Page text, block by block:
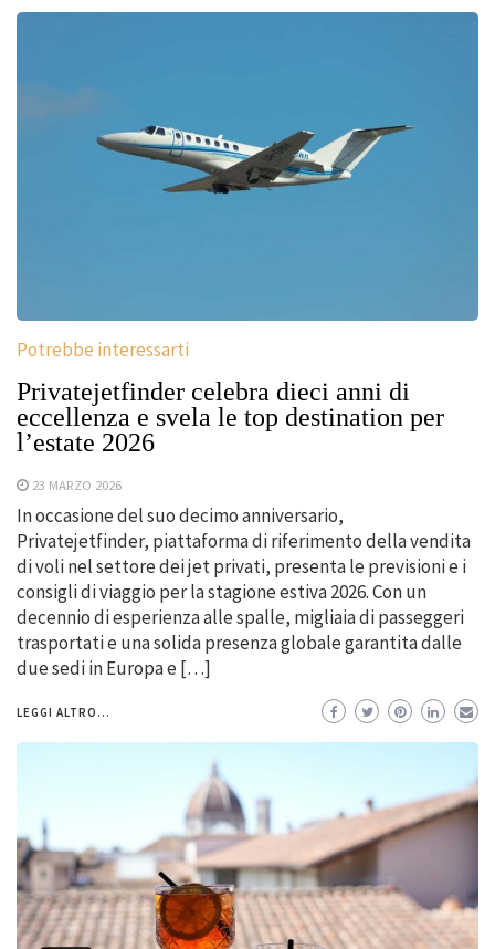
Potrebbe interessarti
Privatejetfinder celebra dieci anni di
eccellenza e svela le top destination per
l’estate 2026
23 MARZO 2026
In occasione del suo decimo anniversario,
Privatejetfinder, piattaforma di riferimento della vendita
di voli nel settore dei jet privati, presenta le previsioni e i
consigli di viaggio per la stagione estiva 2026. Con un
decennio di esperienza alle spalle, migliaia di passeggeri
trasportati e una solida presenza globale garantita dalle
due sedi in Europa e […]
LEGGI ALTRO...